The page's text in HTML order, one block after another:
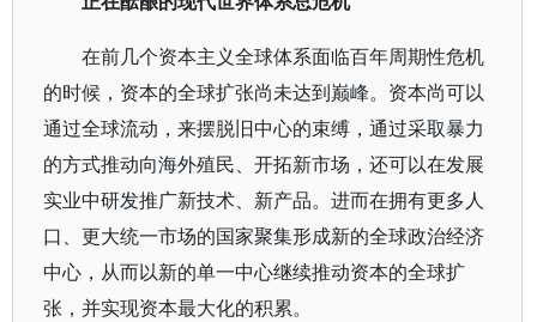
在前几个资本主义全球体系面临百年周期性危机
的时候，资本的全球扩张尚未达到巅峰。资本尚可以
通过全球流动，来摆脱旧中心的束缚，通过采取暴力
的方式推动向海外殖民、开拓新市场，还可以在发展
实业中研发推广新技术、新产品。进而在拥有更多人
口、更大统一市场的国家聚集形成新的全球政治经济
中心，从而以新的单一中心继续推动资本的全球扩
张，并实现资本最大化的积累。